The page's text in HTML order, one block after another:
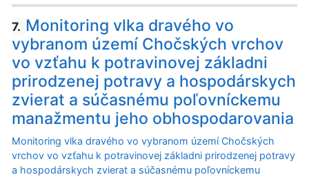
7. Monitoring vlka dravého vo
vybranom území Chočských vrchov
vo vzťahu k potravinovej základni
prirodzenej potravy a hospodárskych
zvierat a súčasnému poľovníckemu
manažmentu jeho obhospodarovania
Monitoring vlka dravého vo vybranom území Chočských
vrchov vo vzťahu k potravinovej základni prirodzenej potravy
a hospodárskych zvierat a súčasnému poľovníckemu